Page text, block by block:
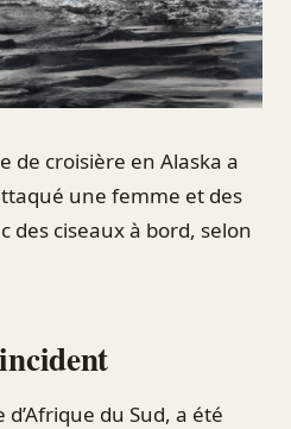
de croisière en Alaska a
une femme et des
des ciseaux à bord, selon
du Sud, a été